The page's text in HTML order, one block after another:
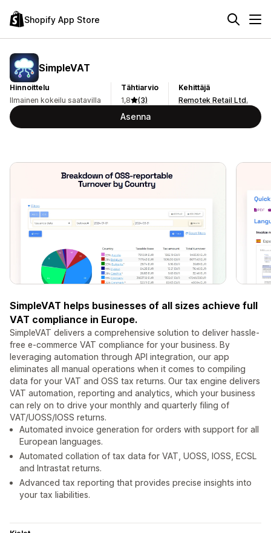
Shopify App Store
SimpleVAT
Hinnoittelu
Ilmainen kokeilu saatavilla
Tähtiarvio
1,8
(3)
Kehittäjä
Remotek Retail Ltd.
Asenna
SimpleVAT helps businesses of all sizes achieve full
VAT compliance in Europe.
SimpleVAT delivers a comprehensive solution to deliver hassle-
free e-commerce VAT compliance for your business. By
leveraging automation through API integration, our app
eliminates all manual operations when it comes to compiling
data for your VAT and OSS tax returns. Our tax engine delivers
VAT automation, reporting and analytics, which your business
can rely on to drive your monthly and quarterly filing of
VAT/UOSS/IOSS returns.
Automated invoice generation for orders with support for all
European languages.
Automated collation of tax data for VAT, UOSS, IOSS, ECSL
and Intrastat returns.
Advanced tax reporting that provides precise insights into
your tax liabilities.